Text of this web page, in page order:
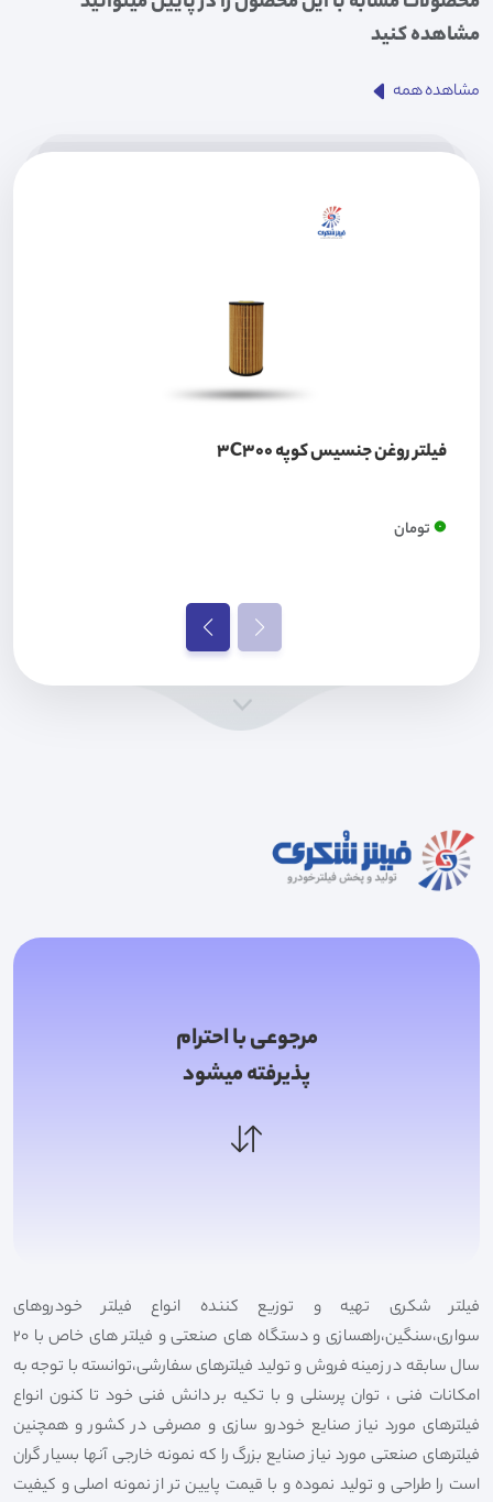
مشاهده کنید
مشاهده همه
فیلتر روغن جنسیس کوپه 3C300
0تومان
مرجوعی با احترام
پذیرفته میشود
فیلتر شکری تهیه و توزیع کننده انواع فیلتر خودروهای
سواری،سنگین،راهسازی و دستگاه های صنعتی و فیلتر های خاص با 20
سال سابقه در زمینه فروش و تولید فیلترهای سفارشی،توانسته با توجه به
امکانات فنی ، توان پرسنلی و با تکیه بر دانش فنی خود تا کنون انواع
فیلترهای مورد نیاز صنایع خودرو سازی و مصرفی در کشور و همچنین
فیلترهای صنعتی مورد نیاز صنایع بزرگ را که نمونه خارجی آنها بسیار گران
است را طراحی و تولید نموده و با قیمت پایین تر از نمونه اصلی و کیفیت